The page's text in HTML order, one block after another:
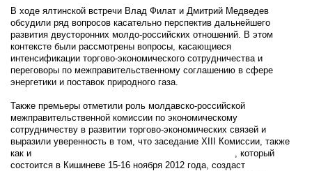
В ходе ялтинской встречи Влад Филат и Дмитрий Медведев
обсудили ряд вопросов касательно перспектив дальнейшего
развития двусторонних молдо-российских отношений. В этом
контексте были рассмотрены вопросы, касающиеся
интенсификации торгово-экономического сотрудничества и
переговоры по межправительственному соглашению в сфере
энергетики и поставок природного газа.
Также премьеры отметили роль молдавско-российской
межправительственной комиссии по экономическому
сотрудничеству в развитии торгово-экономических связей и
выразили уверенность в том, что заседание XIII Комиссии, также
как и
, который
состоится в Кишиневе 15-16 ноября 2012 года, создаст